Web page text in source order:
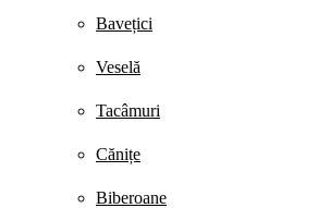
Bavețici
Veselă
Tacâmuri
Cănițe
Biberoane